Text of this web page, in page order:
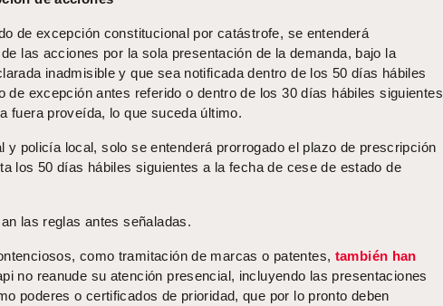
de excepción constitucional por catástrofe, se entenderá
las acciones por la sola presentación de la demanda, bajo la
inadmisible y que sea notificada dentro de los 50 días hábiles
de excepción antes referido o dentro de los 30 días hábiles siguientes
fuera proveída, lo que suceda último.
y policía local, solo se entenderá prorrogado el plazo de prescripción
los 50 días hábiles siguientes a la fecha de cese de estado de
las reglas antes señaladas.
como tramitación de marcas o patentes, también han
no reanude su atención presencial, incluyendo las presentaciones
poderes o certificados de prioridad, que por lo pronto deben